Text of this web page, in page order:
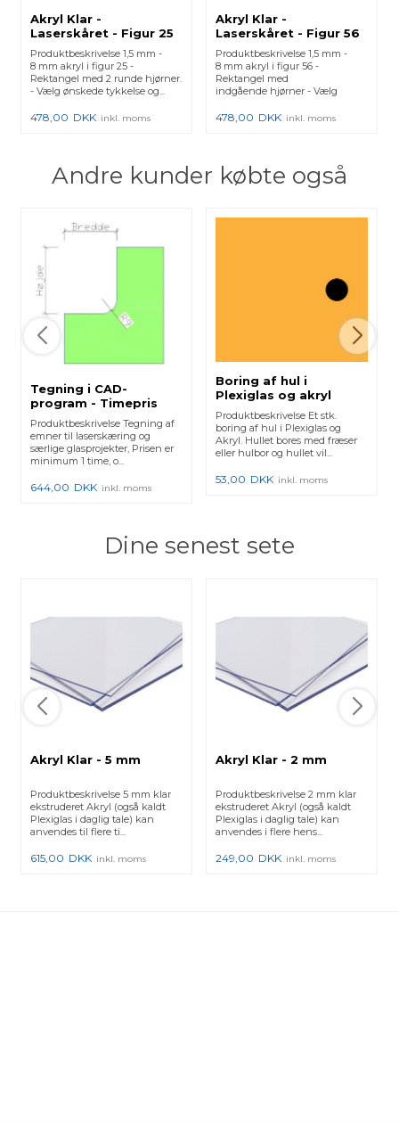
Akryl Klar -
Laserskåret - Figur 25
Produktbeskrivelse 1,5 mm -
8 mm akryl i figur 25 -
Rektangel med 2 runde hjørner.
- Vælg ønskede tykkelse og...
478,00 DKK inkl. moms
Akryl Klar -
Laserskåret - Figur 56
Produktbeskrivelse 1,5 mm -
8 mm akryl i figur 56 -
Rektangel med
indgående hjørner - Vælg
478,00 DKK inkl. moms
Andre kunder købte også
Tegning i CAD-
program - Timepris
Produktbeskrivelse Tegning af
emner til laserskæring og
særlige glasprojekter, Prisen er
minimum 1 time, o...
644,00 DKK inkl. moms
Boring af hul i
Plexiglas og akryl
Produktbeskrivelse Et stk.
boring af hul i Plexiglas og
Akryl. Hullet bores med fræser
eller hulbor og hullet vil...
53,00 DKK inkl. moms
Dine senest sete
Akryl Klar - 5 mm
Produktbeskrivelse 5 mm klar
ekstruderet Akryl (også kaldt
Plexiglas i daglig tale) kan
anvendes til flere ti...
615,00 DKK inkl. moms
Akryl Klar - 2 mm
Produktbeskrivelse 2 mm klar
ekstruderet Akryl (også kaldt
Plexiglas i daglig tale) kan
anvendes i flere hens...
249,00 DKK inkl. moms